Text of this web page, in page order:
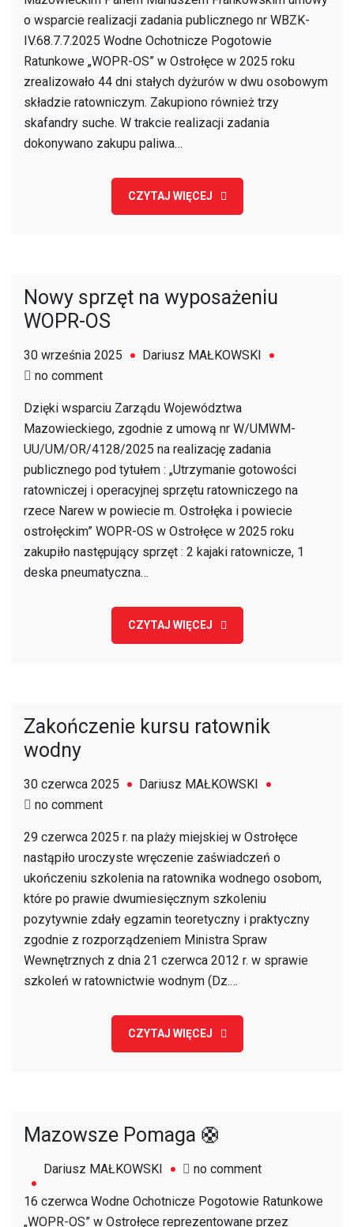
na
terenie
województwa
mazowieckiego
w
2025
r
o wsparcie realizacji zadania publicznego nr WBZK-
IV.68.7.7.2025 Wodne Ochotnicze Pogotowie
Ratunkowe „WOPR-OS” w Ostrołęce w 2025 roku
zrealizowało 44 dni stałych dyżurów w dwu osobowym
składzie ratowniczym. Zakupiono również trzy
skafandry suche. W trakcie realizacji zadania
dokonywano zakupu paliwa…
CZYTAJ WIĘCEJ
Nowy sprzęt na wyposażeniu
WOPR-OS
30 września 2025
Dariusz MAŁKOWSKI
no commenton
sprzęt
na
wyposażeniu
WOPR-
OS
Dzięki wsparciu Zarządu Województwa
Mazowieckiego, zgodnie z umową nr W/UMWM-
UU/UM/OR/4128/2025 na realizację zadania
publicznego pod tytułem : „Utrzymanie gotowości
ratowniczej i operacyjnej sprzętu ratowniczego na
rzece Narew w powiecie m. Ostrołęka i powiecie
ostrołęckim” WOPR-OS w Ostrołęce w 2025 roku
zakupiło następujący sprzęt : 2 kajaki ratownicze, 1
deska pneumatyczna…
CZYTAJ WIĘCEJ
Zakończenie kursu ratownik
wodny
30 czerwca 2025
Dariusz MAŁKOWSKI
no commenton
kursu
ratownik
wodny
29 czerwca 2025 r. na plaży miejskiej w Ostrołęce
nastąpiło uroczyste wręczenie zaświadczeń o
ukończeniu szkolenia na ratownika wodnego osobom,
które po prawie dwumiesięcznym szkoleniu
pozytywnie zdały egzamin teoretyczny i praktyczny
zgodnie z rozporządzeniem Ministra Spraw
Wewnętrznych z dnia 21 czerwca 2012 r. w sprawie
szkoleń w ratownictwie wodnym (Dz.…
CZYTAJ WIĘCEJ
Mazowsze Pomaga 🛟
Dariusz MAŁKOWSKI no commenton
Pomaga
16 czerwca Wodne Ochotnicze Pogotowie Ratunkowe
„WOPR-OS” w Ostrołęce reprezentowane przez